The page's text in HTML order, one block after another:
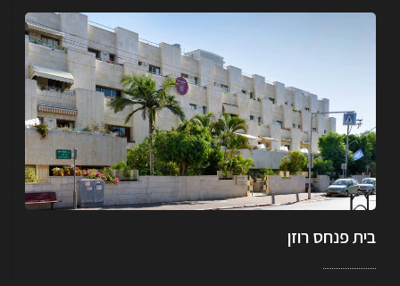
בית פנחס רוזן